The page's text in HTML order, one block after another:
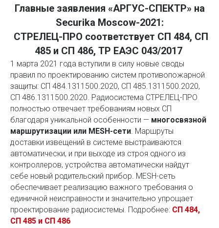
Главные заявления «АРГУС-СПЕКТР» на
Securika Moscow-2021:
СТРЕЛЕЦ-ПРО соответствует СП 484, СП
485 и СП 486, ТР ЕАЭС 043/2017
1 марта 2021 года вступили в силу новые своды
правил по проектированию систем противопожарной
защиты: СП 484.1311500.2020, СП 485.1311500.2020,
СП 486.1311500.2020. Радиосистема СТРЕЛЕЦ-ПРО
полностью отвечает требованиям новых СП
благодаря уникальной особенности — многосвязной
маршрутизации или MESH-сети. Маршруты
доставки извещений в системе выстраиваются
автоматически, и при выходе из строя одного из
контроллеров, устройства автоматически найдут
себе новый родительский прибор. MESH-сеть
обеспечивает реализацию важного требования о
единичной неисправности и значительно упрощает
проектирование радиосистемы. Подробнее: СП 484,
СП 485 и СП 486